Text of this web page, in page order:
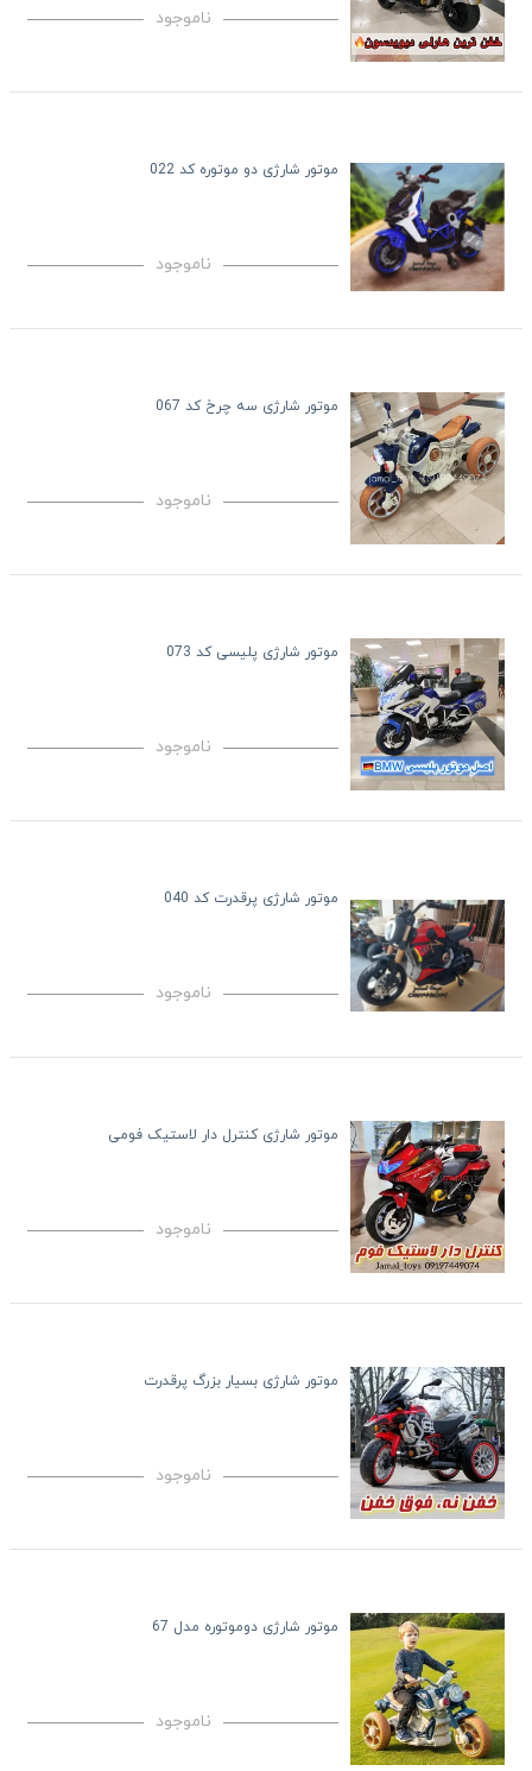
ناموجود
موتور شارژی دو موتوره کد 022
ناموجود
موتور شارژی سه چرخ کد 067
ناموجود
موتور شارژی پلیسی کد 073
ناموجود
موتور شارژی پرقدرت کد 040
ناموجود
موتور شارژی کنترل دار لاستیک فومی
ناموجود
موتور شارژی بسیار بزرگ پرقدرت
ناموجود
موتور شارژی دوموتوره مدل 67
ناموجود